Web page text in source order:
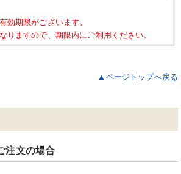
効期限がございます。
りますので、期限内にご利用ください。
▲ページトップへ戻る
注文の場合